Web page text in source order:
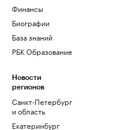
Финансы
Биографии
База знаний
РБК Образование
Новости
регионов
Санкт-Петербург
и область
Екатеринбург